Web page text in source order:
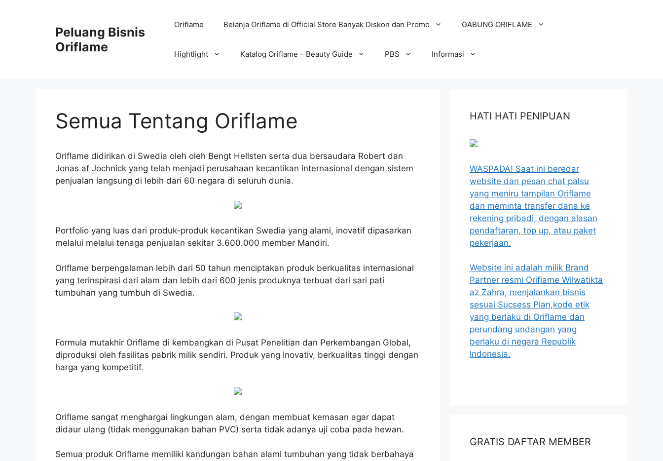
Peluang Bisnis
Oriflame
Oriflame Belanja Oriflame di Official Store Banyak Diskon dan Promo GABUNG ORIFLAME
Hightlight Katalog Oriflame – Beauty Guide PBS Informasi
Semua Tentang Oriflame
Oriflame didirikan di Swedia oleh oleh Bengt Hellsten serta dua bersaudara Robert dan
Jonas af Jochnick yang telah menjadi perusahaan kecantikan internasional dengan sistem
penjualan langsung di lebih dari 60 negara di seluruh dunia.
Portfolio yang luas dari produk-produk kecantikan Swedia yang alami, inovatif dipasarkan
melalui melalui tenaga penjualan sekitar 3.600.000 member Mandiri.
Oriflame berpengalaman lebih dari 50 tahun menciptakan produk berkualitas internasional
yang terinspirasi dari alam dan lebih dari 600 jenis produknya terbuat dari sari pati
tumbuhan yang tumbuh di Swedia.
Formula mutakhir Oriflame di kembangkan di Pusat Penelitian dan Perkembangan Global,
diproduksi oleh fasilitas pabrik milik sendiri. Produk yang Inovativ, berkualitas tinggi dengan
harga yang kompetitif.
Oriflame sangat menghargai lingkungan alam, dengan membuat kemasan agar dapat
didaur ulang (tidak menggunakan bahan PVC) serta tidak adanya uji coba pada hewan.
Semua produk Oriflame memiliki kandungan bahan alami tumbuhan yang tidak berbahaya
HATI HATI PENIPUAN
WASPADA! Saat ini beredar
website dan pesan chat palsu
yang meniru tampilan Oriflame
dan meminta transfer dana ke
rekening pribadi, dengan alasan
pendaftaran, top up, atau paket
pekerjaan.
Website ini adalah milik Brand
Partner resmi Oriflame Wilwatikta
az Zahra, menjalankan bisnis
sesuai Sucsess Plan,kode etik
yang berlaku di Oriflame dan
perundang undangan yang
berlaku di negara Republik
Indonesia.
GRATIS DAFTAR MEMBER